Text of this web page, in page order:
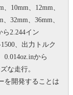
10mm、12mm、
32mm、36mm、
ら2.244イン
、出力トルク
0.014oz.inから
な走行。
を開発することは